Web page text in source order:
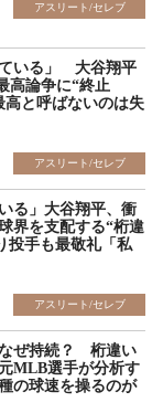
アスリート/セレブ
いる」 大谷翔平
高論争に“終止
と呼ばないのは失
アスリート/セレブ
る」大谷翔平、衝
界を支配する“桁違
投手も最敬礼「私
アスリート/セレブ
ぜ持続？ 桁違い
MLB選手が分析す
の球速を操るのが